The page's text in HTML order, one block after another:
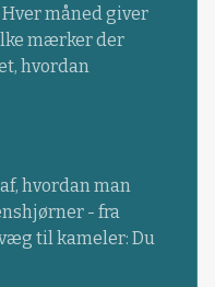
måned giver
mærker der
hvordan
hvordan man
- fra
til kameler: Du